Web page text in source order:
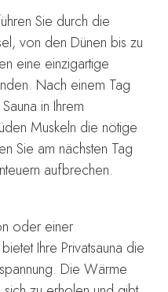
Sie durch die
von den Dünen bis zu
eine einzigartige
Nach einem Tag
in Ihrem
Muskeln die nötige
Sie am nächsten Tag
aufbrechen.
oder einer
Ihre Privatsauna die
Die Wärme